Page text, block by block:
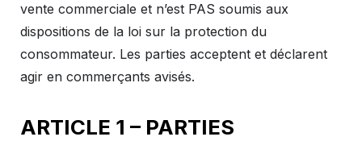
vente commerciale et n’est PAS soumis aux
dispositions de la loi sur la protection du
consommateur. Les parties acceptent et déclarent
agir en commerçants avisés.
ARTICLE 1 – PARTIES